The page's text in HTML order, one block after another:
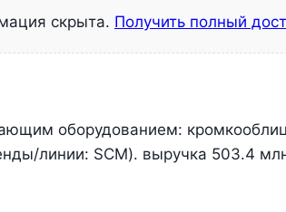
скрыта. Получить полный
оборудованием:
линии: SCM). выручка 503.4